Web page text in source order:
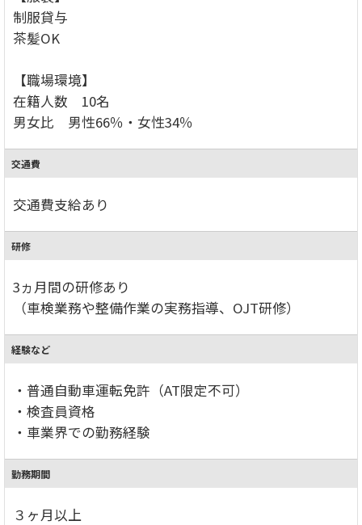
制服貸与
茶髪OK
【職場環境】
在籍人数 10名
男女比 男性66％・女性34％
交通費
交通費支給あり
研修
3ヵ月間の研修あり
（車検業務や整備作業の実務指導、OJT研修）
経験など
・普通自動車運転免許（AT限定不可）
・検査員資格
・車業界での勤務経験
勤務期間
３ヶ月以上